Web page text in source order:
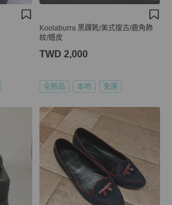
Koolaburra 黑踝靴/美式復古/鹿角飾
紋/嬉皮
TWD 2,000
全新品 本地 免運